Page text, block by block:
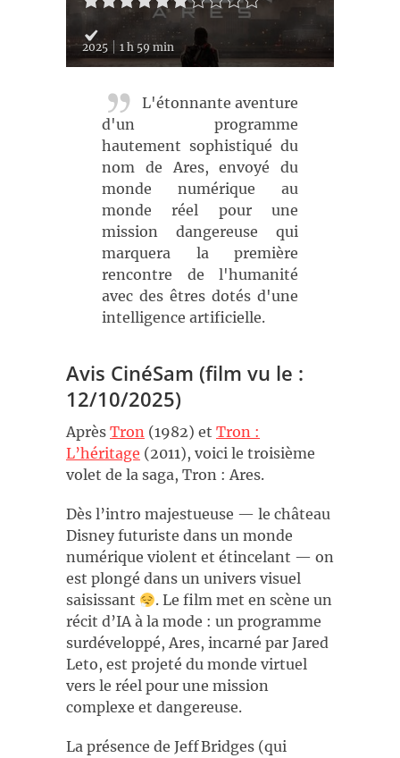
2025 1 h 59 min
L'étonnante aventure
d'un programme
hautement sophistiqué du
nom de Ares, envoyé du
monde numérique au
monde réel pour une
mission dangereuse qui
marquera la première
rencontre de l'humanité
avec des êtres dotés d'une
intelligence artificielle.
Avis CinéSam (film vu le :
12/10/2025)
Après Tron (1982) et Tron :
L’héritage (2011), voici le troisième
volet de la saga, Tron : Ares.
Dès l’intro majestueuse — le château
Disney futuriste dans un monde
numérique violent et étincelant — on
est plongé dans un univers visuel
saisissant
. Le film met en scène un
récit d’IA à la mode : un programme
surdéveloppé, Ares, incarné par Jared
Leto, est projeté du monde virtuel
vers le réel pour une mission
complexe et dangereuse.
La présence de Jeff Bridges (qui